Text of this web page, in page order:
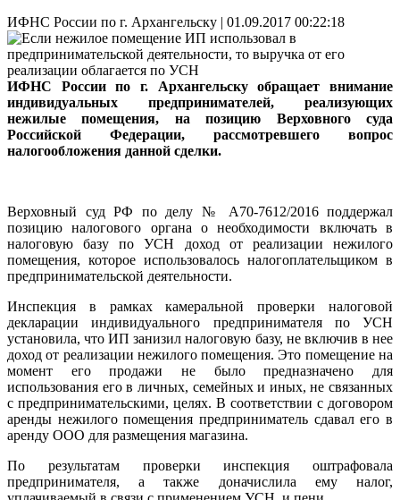
ИФНС России по г. Архангельску | 01.09.2017 00:22:18
ИФНС России по г. Архангельску обращает внимание
индивидуальных предпринимателей, реализующих
нежилые помещения, на позицию Верховного суда
Российской Федерации, рассмотревшего вопрос
налогообложения данной сделки.
Верховный суд РФ по делу № А70-7612/2016 поддержал
позицию налогового органа о необходимости включать в
налоговую базу по УСН доход от реализации нежилого
помещения, которое использовалось налогоплательщиком в
предпринимательской деятельности.
Инспекция в рамках камеральной проверки налоговой
декларации индивидуального предпринимателя по УСН
установила, что ИП занизил налоговую базу, не включив в нее
доход от реализации нежилого помещения. Это помещение на
момент его продажи не было предназначено для
использования его в личных, семейных и иных, не связанных
с предпринимательскими, целях. В соответствии с договором
аренды нежилого помещения предприниматель сдавал его в
аренду ООО для размещения магазина.
По результатам проверки инспекция оштрафовала
предпринимателя, а также доначислила ему налог,